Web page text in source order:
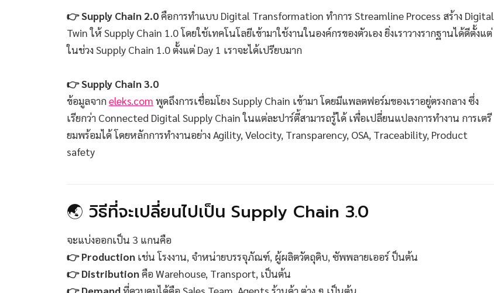
👉 Supply Chain 2.0คือการทำแบบ Digital Transformation ทำการ Streamline Process สร้าง Digital
Twin ให้ Supply Chain 1.0 โดยใช้เทคโนโลยีเข้ามาใช้งานในองค์กรของตัวเอง ยิ่งเราวางรากฐานได้ดีตั้งแต่
ในช่วง Supply Chain 1.0 ตั้งแต่ Day 1 เราจะได้เปรียบมาก
👉 Supply Chain 3.0
ข้อมูลจากeleks.com พูดถึงการเชื่อมโยง Supply Chain เข้ามา โดยมีแพลตฟอร์มของเราอยู่ตรงกลาง ซึ่ง
เรียกว่า Connected Digital Supply Chain ในแต่ละปาร์ตี้สามารถรู้ได้ เพื่อเปลี่ยนแปลงการทำงาน การเตรี
ยมพร้อมได้ โดยหลักการทำงานอย่าง Agility, Velocity, Transparency, OSA, Traceability, Product
safety
🌏 วิธีที่จะเปลี่ยนไปเป็น Supply Chain 3.0
จะแบ่งออกเป็น 3 แกนคือ
👉 Production เช่น โรงงาน, จำหน่ายบรรจุภัณฑ์, ผู้ผลิตวัตถุดิบ, ซัพพลายเออร์ ป็นต้น
👉 Distributionคือ Warehouse, Transport, เป็นต้น